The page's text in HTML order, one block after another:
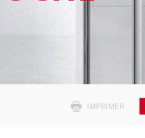
IMPRIMER